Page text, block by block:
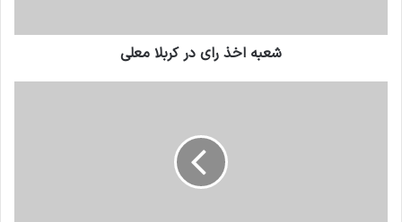
شعبه اخذ رای در کربلا معلی